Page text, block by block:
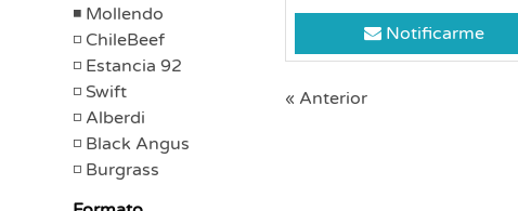
Mollendo
ChileBeef
Estancia 92
Swift
Alberdi
Black Angus
Burgrass
Notificarme
« Anterior